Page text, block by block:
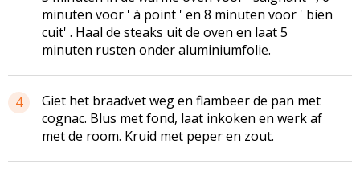
minuten voor ' à point ' en 8 minuten voor ' bien
cuit' . Haal de steaks uit de oven en laat 5
minuten rusten onder aluminiumfolie.
4
Giet het braadvet weg en flambeer de pan met
cognac. Blus met fond, laat inkoken en werk af
met de room. Kruid met peper en zout.